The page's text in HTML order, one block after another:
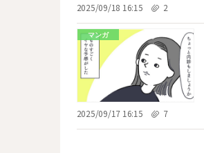
2025/09/18 16:15 2
マンガ
2025/09/17 16:15 7